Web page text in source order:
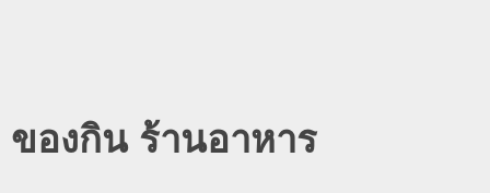
ของกิน ร้านอาหาร